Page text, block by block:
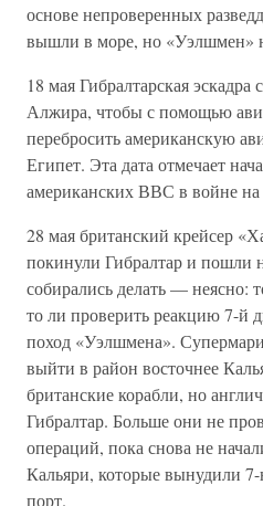
основе непроверенных
вышли в море, но «Уэлшмен»
18 мая Гибралтарская эскадра
Алжира, чтобы с помощью
перебросить американскую
Египет. Эта дата отмечает
американских ВВС в войне
28 мая британский крейсер
покинули Гибралтар и пошли
собирались делать — неясно:
то ли проверить реакцию 7-й
поход «Уэлшмена».
выйти в район восточнее
британские корабли, но
Гибралтар. Больше они не
операций, пока снова не
Кальяри, которые вынудили
порт.